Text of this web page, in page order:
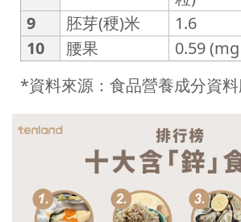
9
胚芽(稉)米
1.6
10
腰果
0.59
*資料來源：食品營養成分資